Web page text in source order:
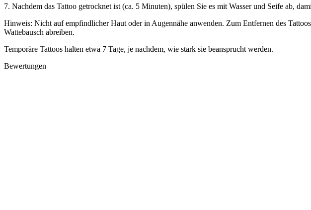
7. Nachdem das Tattoo getrocknet ist (ca. 5 Minuten), spülen Sie es mit Wasser und Seife ab,
Hinweis: Nicht auf empfindlicher Haut oder in Augennähe anwenden. Zum Entfernen des
Wattebausch abreiben.
Temporäre Tattoos halten etwa 7 Tage, je nachdem, wie stark sie beansprucht werden.
Bewertungen